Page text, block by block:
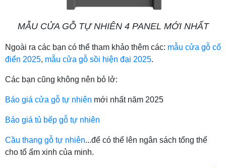
MẪU CỬA GỖ TỰ NHIÊN 4 PANEL MỚI NHẤT
Ngoài ra các bạn có thể tham khảo thêm các: mẫu cửa gỗ cổ
điển 2025, mẫu cửa gỗ sồi hiện đại 2025.
Các bạn cũng không nên bỏ lở:
Báo giá cửa gỗ tự nhiên mới nhất năm 2025
Báo giá tủ bếp gỗ tự nhiên
Cầu thang gỗ tự nhiên...để có thể lên ngân sách tổng thể
cho tổ ấm xinh của minh.